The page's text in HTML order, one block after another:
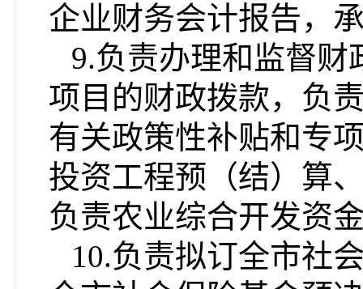
企业财务会计报告，
9.负责办理和监督
项目的财政拨款，负
有关政策性补贴和专
投资工程预（结）算
负责农业综合开发资
10.负责拟订全市社